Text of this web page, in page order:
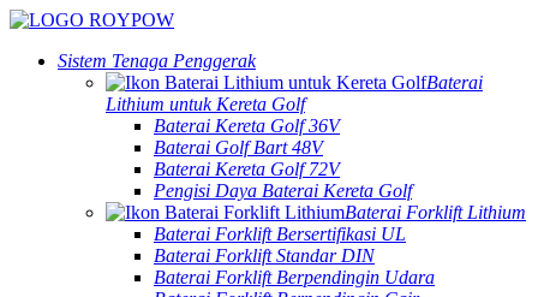
Sistem Tenaga Penggerak
Baterai
Lithium untuk Kereta Golf
Baterai Kereta Golf 36V
Baterai Golf Bart 48V
Baterai Kereta Golf 72V
Pengisi Daya Baterai Kereta Golf
Baterai Forklift Lithium
Baterai Forklift Bersertifikasi UL
Baterai Forklift Standar DIN
Baterai Forklift Berpendingin Udara